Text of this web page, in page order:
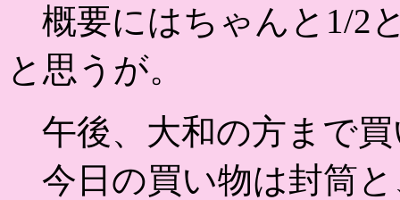
概要にはちゃんと1/2
と思うが。
午後、大和の方まで買
今日の買い物は封筒と